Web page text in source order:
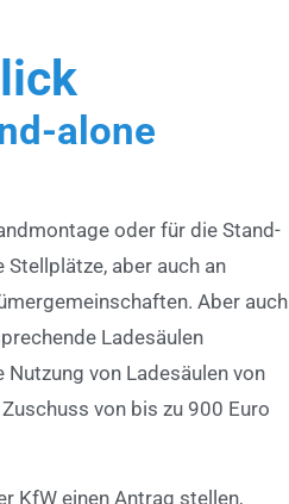
alone
oder für die Stand-
aber auch an
Aber auch
Ladesäulen
von Ladesäulen von
von bis zu 900 Euro
KfW einen Antrag stellen,